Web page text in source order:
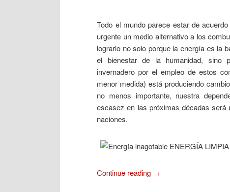
Todo el mundo parece estar de
urgente un medio alternativo a los
lograrlo no solo porque la energía es la
el bienestar de la humanidad, sino
invernadero por el empleo de estos
menor medida) está produciendo
no menos importante, nuestra
escasez en las próximas décadas
naciones.
Continue reading →